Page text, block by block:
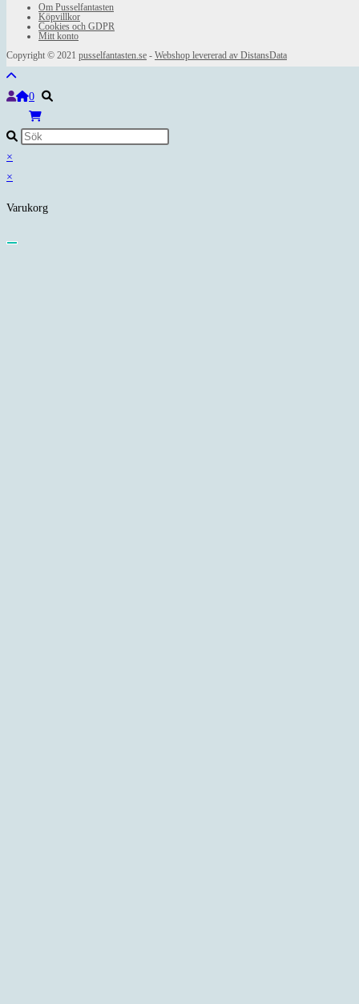
Om Pusselfantasten
Köpvillkor
Cookies och GDPR
Mitt konto
Copyright © 2021 pusselfantasten.se - Webshop levererad av DistansData
0
×
×
Varukorg